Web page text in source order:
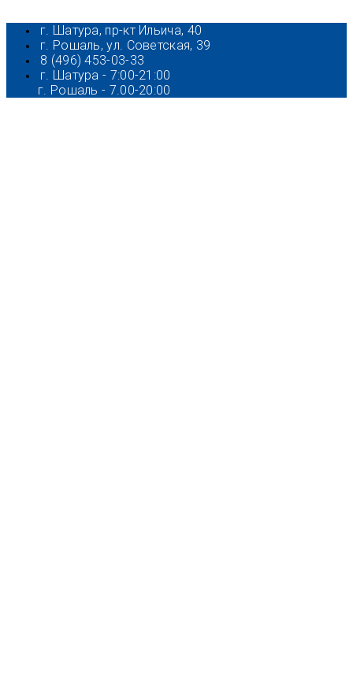
г. Шатура, пр-кт Ильича, 40
г. Рошаль, ул. Советская, 39
8 (496) 453-03-33
г. Шатура - 7:00-21:00
г. Рошаль - 7.00-20:00